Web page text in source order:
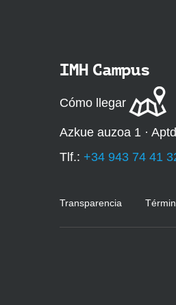
IMH Campus
Cómo llegar
Azkue auzoa 1 ·
Tlf.: +34 943 74 41
Transparencia